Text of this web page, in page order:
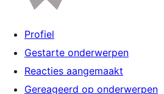
Profiel
Gestarte onderwerpen
Reacties aangemaakt
Gereageerd op onderwerpen